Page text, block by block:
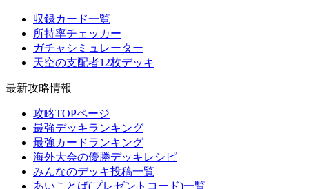
収録カード一覧
所持率チェッカー
ガチャシミュレーター
天空の支配者12枚デッキ
最新攻略情報
攻略TOPページ
最強デッキランキング
最強カードランキング
海外大会の優勝デッキレシピ
みんなのデッキ投稿一覧
あいことば(プレゼントコード)一覧